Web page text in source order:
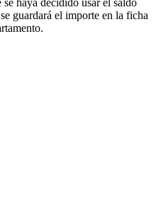
guardará el importe en la ficha